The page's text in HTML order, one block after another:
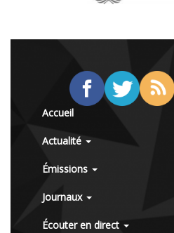
Accueil
Actualité
Émissions
Journaux
Écouter en direct